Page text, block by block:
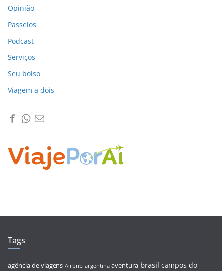
Opinião
Passeios
Podcast
Serviços
Seu bolso
Viagem a dois
Tags
agência de viagens Airbnb argentina aventura brasil campos do